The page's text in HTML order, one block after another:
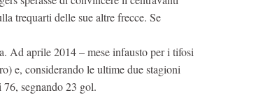
trequarti delle sue altre frecce. Se
Ad aprile 2014 – mese infausto per i tifosi
e, considerando le ultime due stagioni
segnando 23 gol.